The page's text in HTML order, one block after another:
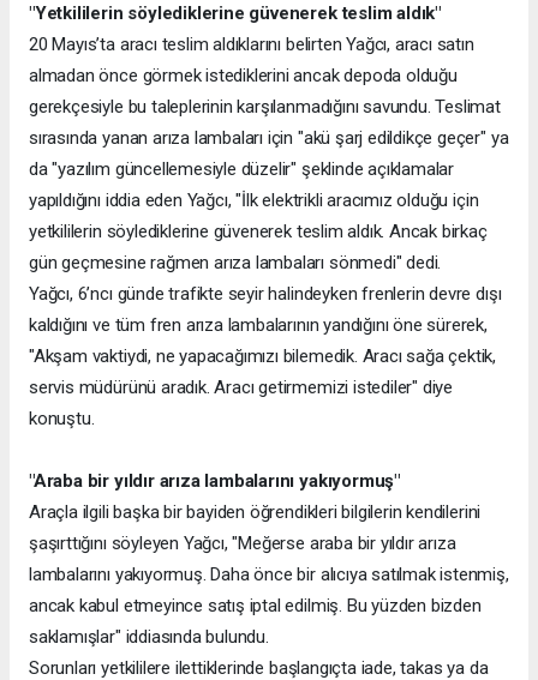
"Yetkililerin söylediklerine güvenerek teslim aldık"
20 Mayıs’ta aracı teslim aldıklarını belirten Yağcı, aracı satın
almadan önce görmek istediklerini ancak depoda olduğu
gerekçesiyle bu taleplerinin karşılanmadığını savundu. Teslimat
sırasında yanan arıza lambaları için "akü şarj edildikçe geçer" ya
da "yazılım güncellemesiyle düzelir" şeklinde açıklamalar
yapıldığını iddia eden Yağcı, "İlk elektrikli aracımız olduğu için
yetkililerin söylediklerine güvenerek teslim aldık. Ancak birkaç
gün geçmesine rağmen arıza lambaları sönmedi" dedi.
Yağcı, 6’ncı günde trafikte seyir halindeyken frenlerin devre dışı
kaldığını ve tüm fren arıza lambalarının yandığını öne sürerek,
"Akşam vaktiydi, ne yapacağımızı bilemedik. Aracı sağa çektik,
servis müdürünü aradık. Aracı getirmemizi istediler" diye
konuştu.
"Araba bir yıldır arıza lambalarını yakıyormuş"
Araçla ilgili başka bir bayiden öğrendikleri bilgilerin kendilerini
şaşırttığını söyleyen Yağcı, "Meğerse araba bir yıldır arıza
lambalarını yakıyormuş. Daha önce bir alıcıya satılmak istenmiş,
ancak kabul etmeyince satış iptal edilmiş. Bu yüzden bizden
saklamışlar" iddiasında bulundu.
Sorunları yetkililere ilettiklerinde başlangıçta iade, takas ya da